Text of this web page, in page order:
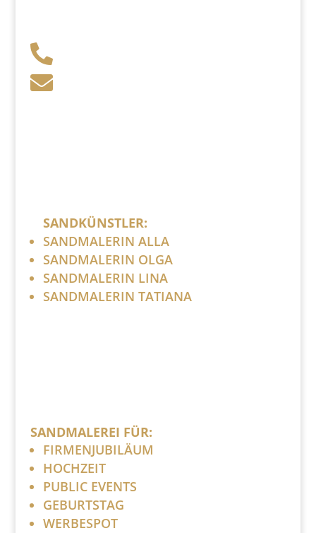


SANDKÜNSTLER:
SANDMALERIN ALLA
SANDMALERIN OLGA
SANDMALERIN LINA
SANDMALERIN TATIANA
SANDMALEREI FÜR:
FIRMENJUBILÄUM
HOCHZEIT
PUBLIC EVENTS
GEBURTSTAG
WERBESPOT